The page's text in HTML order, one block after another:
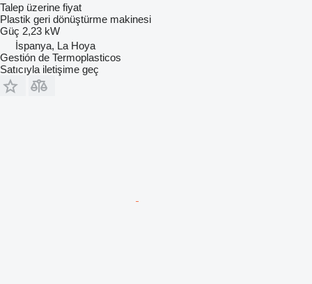
Talep üzerine fiyat
Plastik geri dönüştürme makinesi
Güç 2,23 kW
İspanya, La Hoya
Gestión de Termoplasticos
Satıcıyla iletişime geç